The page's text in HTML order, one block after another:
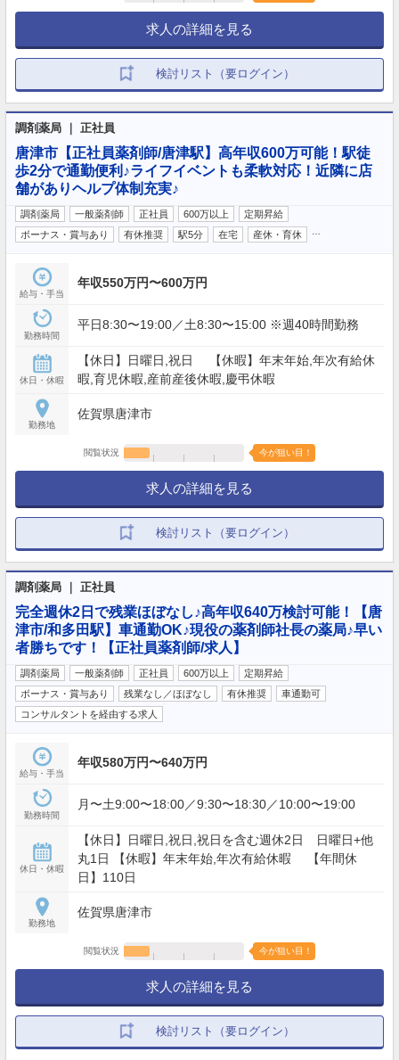
求人の詳細を見る
検討リスト（要ログイン）
調剤薬局 ｜ 正社員
唐津市【正社員薬剤師/唐津駅】高年収600万可能！駅徒
歩2分で通勤便利♪ライフイベントも柔軟対応！近隣に店
舗がありヘルプ体制充実♪
調剤薬局 一般薬剤師 正社員 600万以上
定期昇給
ボーナス・賞与あり
有休推奨 駅5分 在宅 産休・育休
給与・手当
年収550万円〜600万円
勤務時間
平日8:30〜19:00／土8:30〜15:00 ※週40時間勤務
休日・休暇
【休日】日曜日,祝日 【休暇】年末年始,年次有給休
暇,育児休暇,産前産後休暇,慶弔休暇
勤務地
佐賀県唐津市
閲覧状況 今が狙い目！
求人の詳細を見る
検討リスト（要ログイン）
調剤薬局 ｜ 正社員
完全週休2日で残業ほぼなし♪高年収640万検討可能！【唐
津市/和多田駅】車通勤OK♪現役の薬剤師社長の薬局♪早い
者勝ちです！【正社員薬剤師/求人】
調剤薬局 一般薬剤師 正社員 600万以上
定期昇給
ボーナス・賞与あり
残業なし／ほぼなし 有休推奨
車通勤可
コンサルタントを経由する求人
給与・手当
年収580万円〜640万円
勤務時間
月〜土9:00〜18:00／9:30〜18:30／10:00〜19:00
休日・休暇
【休日】日曜日,祝日,祝日を含む週休2日 日曜日+他
丸1日 【休暇】年末年始,年次有給休暇 【年間休
日】110日
勤務地
佐賀県唐津市
閲覧状況 今が狙い目！
求人の詳細を見る
検討リスト（要ログイン）